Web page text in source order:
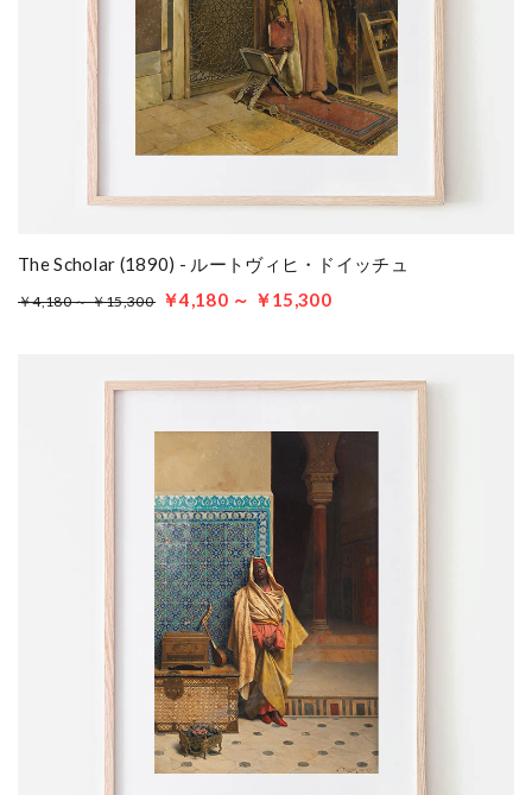
The Scholar (1890) - ルートヴィヒ・ドイッチュ
￥4,180 ～ ￥15,300 ￥4,180 ～ ￥15,300